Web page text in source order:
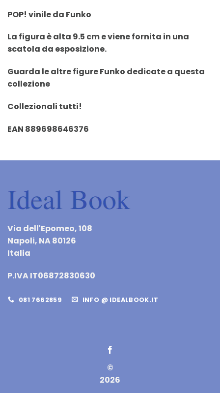
POP! vinile da Funko
La figura è alta 9.5 cm e viene fornita in una
scatola da esposizione.
Guarda le altre figure Funko dedicate a questa
collezione
Collezionali tutti!
EAN 889698646376
Via dell'Epomeo, 108
Napoli, NA 80126
Italia
P.IVA IT06872830630
081 7662859 INFO @ IDEALBOOK.IT
©
2026